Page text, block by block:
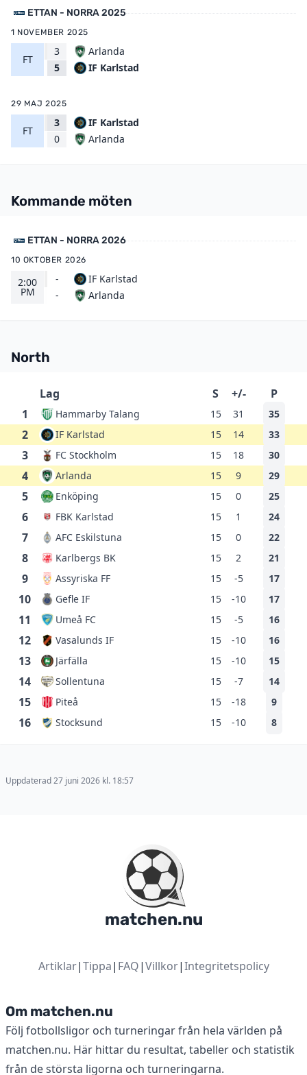
ETTAN - NORRA 2025
1 NOVEMBER 2025
FT
3
5
Arlanda
IF Karlstad
29 MAJ 2025
FT
3
0
IF Karlstad
Arlanda
Kommande möten
ETTAN - NORRA 2026
10 OKTOBER 2026
2:00
PM
-
-
IF Karlstad
Arlanda
North
Lag S +/-
P
1
Hammarby Talang 15 31 35
2 IF Karlstad 15 14 33
3 FC Stockholm 15 18 30
4 Arlanda 15 9 29
5 Enköping 15 0 25
6 FBK Karlstad 15 1 24
7 AFC Eskilstuna 15 0 22
8 Karlbergs BK 15 2 21
9 Assyriska FF 15 -5 17
10 Gefle IF 15 -10 17
11 Umeå FC 15 -5 16
12 Vasalunds IF 15 -10 16
13 Järfälla 15 -10 15
14 Sollentuna 15 -7 14
15 Piteå 15 -18 9
16 Stocksund 15 -10 8
Uppdaterad 27 juni 2026 kl. 18:57
matchen.nu
Artiklar|Tippa| FAQ|Villkor|Integritetspolicy
Om matchen.nu
Följ fotbollsligor och turneringar från hela världen på
matchen.nu. Här hittar du resultat, tabeller och statistik
från de största ligorna och turneringarna.